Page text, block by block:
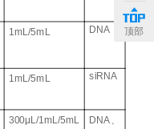
1mL/5mL DNA
1mL/5mL siRNA
300μL/1mL/5mL DNA
顶部